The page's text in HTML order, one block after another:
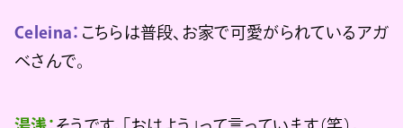
Celeina： こちらは普段、お家で可愛がられているアガ
ベさんで。